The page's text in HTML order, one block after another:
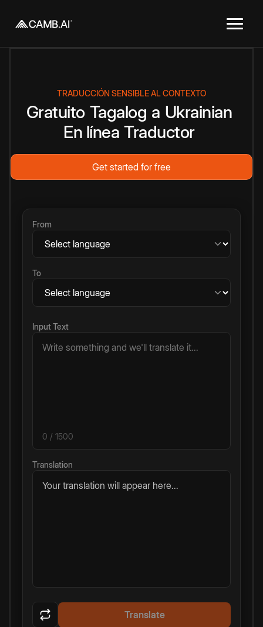
TRADUCCIÓN SENSIBLE AL CONTEXTO
Gratuito Tagalog a Ukrainian
En línea Traductor
Get started for free
From
To
Input Text
0 / 1500
Translation
Your translation will appear here...
Translate